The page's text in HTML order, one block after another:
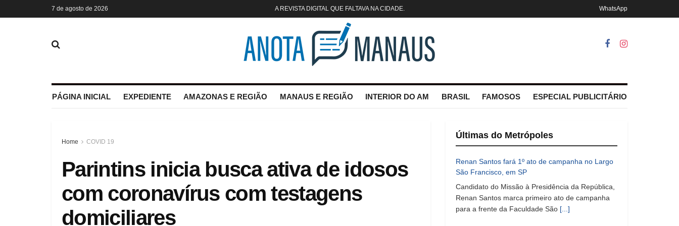
7 de agosto de 2026 A REVISTA DIGITAL QUE FALTAVA NA CIDADE. WhatsApp
PÁGINA INICIAL EXPEDIENTE AMAZONAS E REGIÃO MANAUS E REGIÃO INTERIOR DO AM BRASIL FAMOSOS ESPECIAL PUBLICITÁRIO
Home COVID 19
Parintins inicia busca ativa de idosos
com coronavírus com testagens
domiciliares
Últimas do Metrópoles
Renan Santos fará 1º ato de campanha no Largo
São Francisco, em SP
Candidato do Missão à Presidência da República,
Renan Santos marca primeiro ato de campanha
para a frente da Faculdade São [...]